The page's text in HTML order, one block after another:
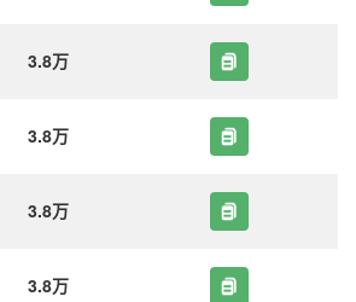
3.8万
3.8万
3.8万
3.8万